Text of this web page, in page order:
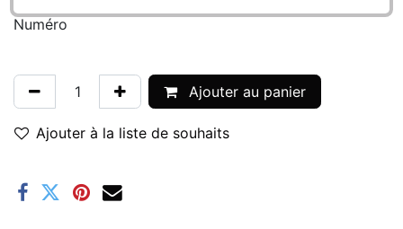
Numéro
Ajouter au panier
Ajouter à la liste de souhaits